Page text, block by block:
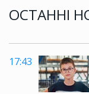
ОСТАННІ
17:43